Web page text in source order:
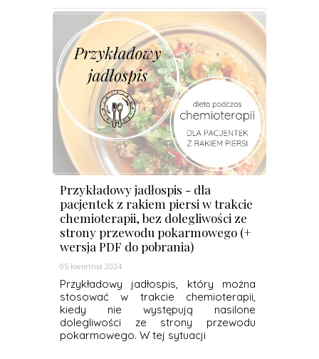
Przykładowy jadłospis - dla
pacjentek z rakiem piersi w trakcie
chemioterapii, bez dolegliwości ze
strony przewodu pokarmowego (+
wersja PDF do pobrania)
05 kwietnia 2024
Przykładowy jadłospis, który można
stosować w trakcie chemioterapii,
kiedy nie występują nasilone
dolegliwości ze strony przewodu
pokarmowego. W tej sytuacji